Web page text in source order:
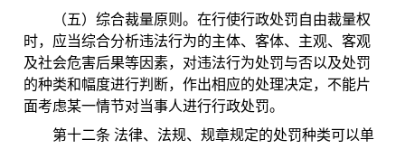
（五）综合裁量原则。在行使行政处罚自由裁量权
时，应当综合分析违法行为的主体、客体、主观、客观
及社会危害后果等因素，对违法行为处罚与否以及处罚
的种类和幅度进行判断，作出相应的处理决定，不能片
面考虑某一情节对当事人进行行政处罚。
第十二条 法律、法规、规章规定的处罚种类可以单